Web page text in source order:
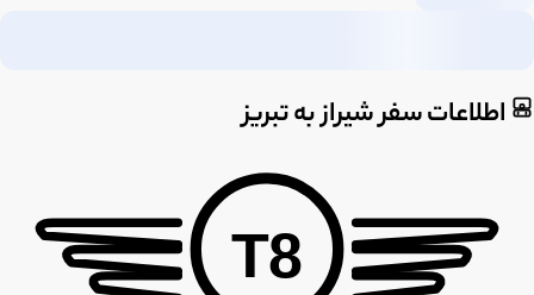
اطلاعات سفر شیراز به تبریز
T8